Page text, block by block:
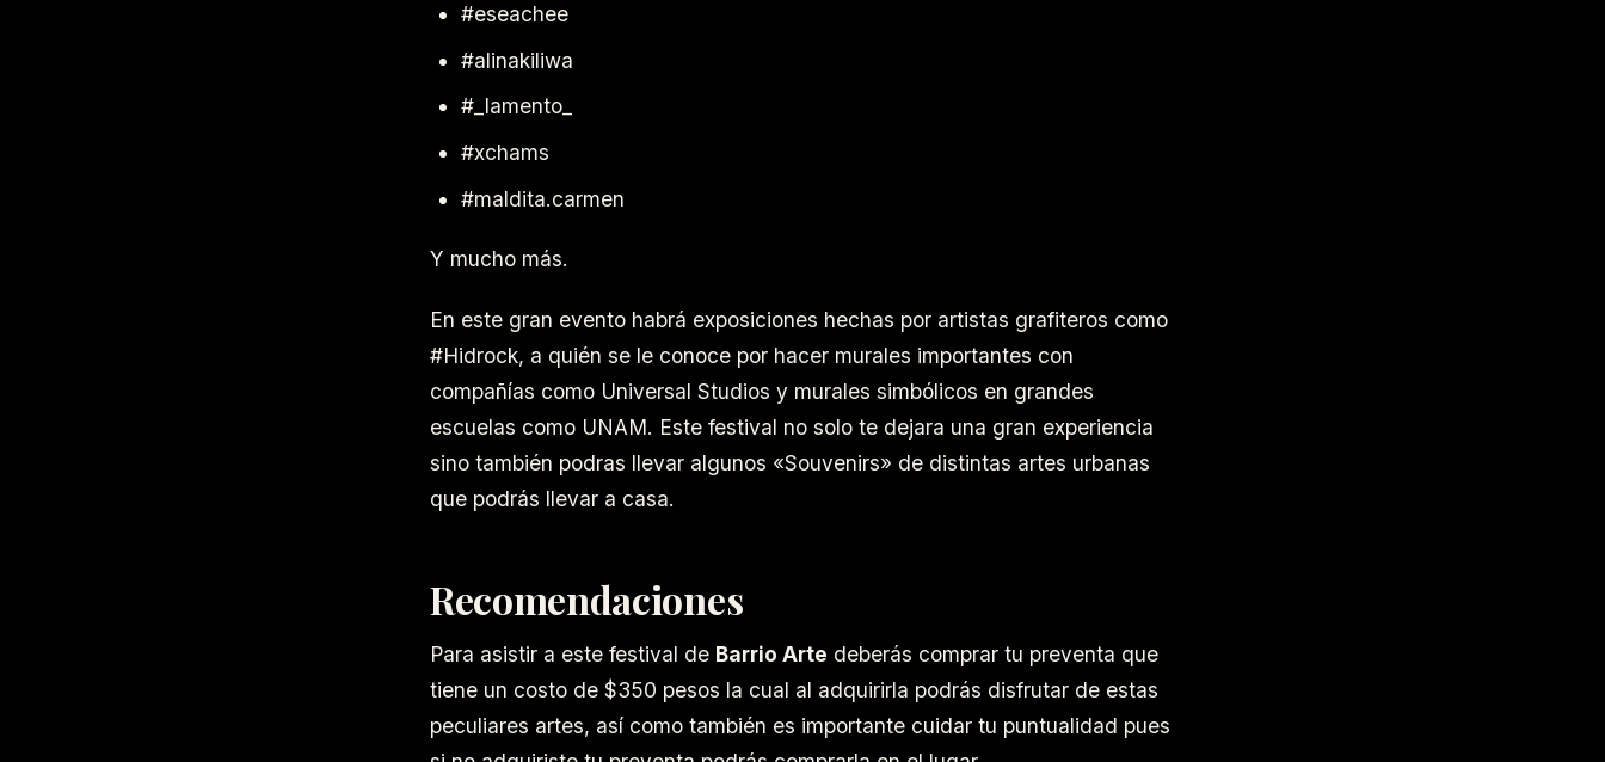
#eseachee
#alinakiliwa
#_lamento_
#xchams
#maldita.carmen
Y mucho más.
En este gran evento habrá exposiciones hechas por artistas grafiteros como
#Hidrock, a quién se le conoce por hacer murales importantes con
compañías como Universal Studios y murales simbólicos en grandes
escuelas como UNAM. Este festival no solo te dejara una gran experiencia
sino también podras llevar algunos «Souvenirs» de distintas artes urbanas
que podrás llevar a casa.
Recomendaciones
Para asistir a este festival de Barrio Arte deberás comprar tu preventa que
tiene un costo de $350 pesos la cual al adquirirla podrás disfrutar de estas
peculiares artes, así como también es importante cuidar tu puntualidad pues